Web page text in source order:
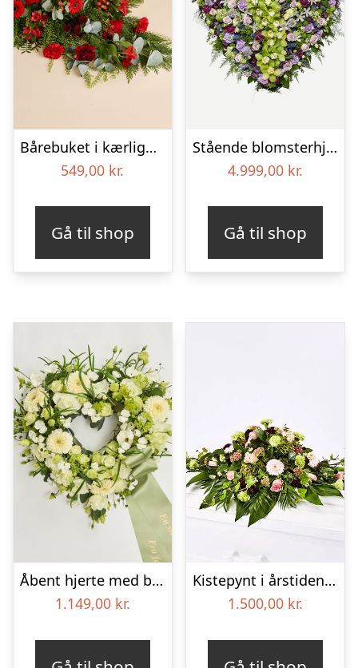
Bårebuket i kærlighedens farver
549,00 kr.
Gå til shop
Stående blomsterhjerte – Et eksklusivt farvel
4.999,00 kr.
Gå til shop
Åbent hjerte med bånd – Floristens kreative valg
1.149,00 kr.
Kistepynt i årstidens blomster – Blomster til begravelse
1.500,00 kr.